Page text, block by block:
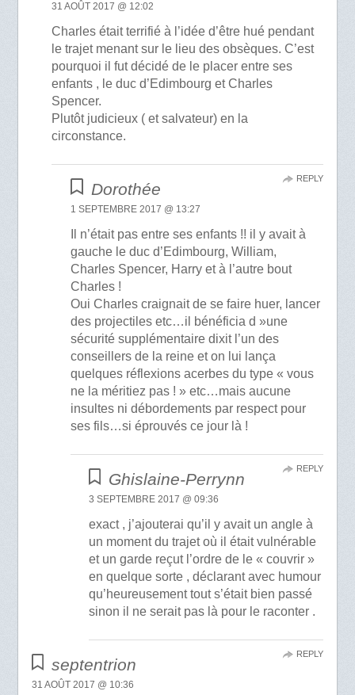
31 AOÛT 2017 @ 12:02
Charles était terrifié à l’idée d’être hué pendant
le trajet menant sur le lieu des obsèques. C’est
pourquoi il fut décidé de le placer entre ses
enfants , le duc d’Edimbourg et Charles
Spencer.
Plutôt judicieux ( et salvateur) en la
circonstance.
Dorothée
1 SEPTEMBRE 2017 @ 13:27
Il n’était pas entre ses enfants !! il y avait à
gauche le duc d’Edimbourg, William,
Charles Spencer, Harry et à l’autre bout
Charles !
Oui Charles craignait de se faire huer, lancer
des projectiles etc…il bénéficia d »une
sécurité supplémentaire dixit l’un des
conseillers de la reine et on lui lança
quelques réflexions acerbes du type « vous
ne la méritiez pas ! » etc…mais aucune
insultes ni débordements par respect pour
ses fils…si éprouvés ce jour là !
REPLY
Ghislaine-Perrynn
3 SEPTEMBRE 2017 @ 09:36
exact , j’ajouterai qu’il y avait un angle à
un moment du trajet où il était vulnérable
et un garde reçut l’ordre de le « couvrir »
en quelque sorte , déclarant avec humour
qu’heureusement tout s’était bien passé
sinon il ne serait pas là pour le raconter .
REPLY
septentrion
31 AOÛT 2017 @ 10:36
REPLY